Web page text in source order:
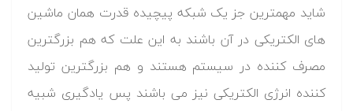
شاید مهمترین جز یک شبکه پیچیده قدرت همان ماشین
های الکتریکی در آن باشند به این علت که هم بزرگترین
مصرف کننده در سیستم هستند و هم بزرگترین تولید
کننده انرژی الکتریکی نیز می باشند پس یادگیری شبیه